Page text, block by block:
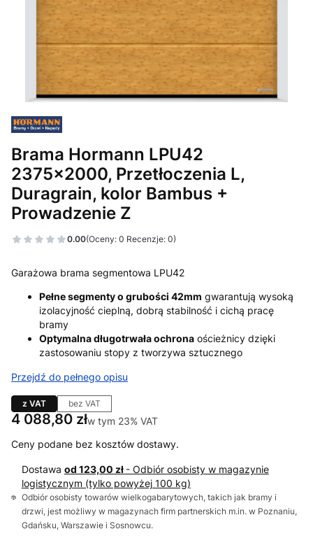
Brama Hormann LPU42
2375x2000, Przetłoczenia L,
Duragrain, kolor Bambus +
Prowadzenie Z
0.00(Oceny: 0 Recenzje: 0)
Garażowa brama segmentowa LPU42
Pełne segmenty o grubości 42mm gwarantują wysoką
izolacyjność cieplną, dobrą stabilność i cichą pracę
bramy
Optymalna długotrwała ochrona ościeżnicy dzięki
zastosowaniu stopy z tworzywa sztucznego
Przejdź do pełnego opisu
z VAT bez VAT
Cena
4 088,80 złw tym 23% VAT
w tym 23% VAT
Ceny podane bez kosztów dostawy.
Dostawa od 123,00 zł - Odbiór osobisty w magazynie
logistycznym (tylko powyżej 100 kg)
Odbiór osobisty towarów wielkogabarytowych, takich jak bramy i
drzwi, jest możliwy w magazynach firm partnerskich m.in. w Poznaniu,
Gdańsku, Warszawie i Sosnowcu.